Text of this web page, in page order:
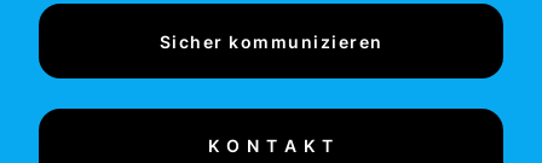
Sicher kommunizieren
K O N T A K T